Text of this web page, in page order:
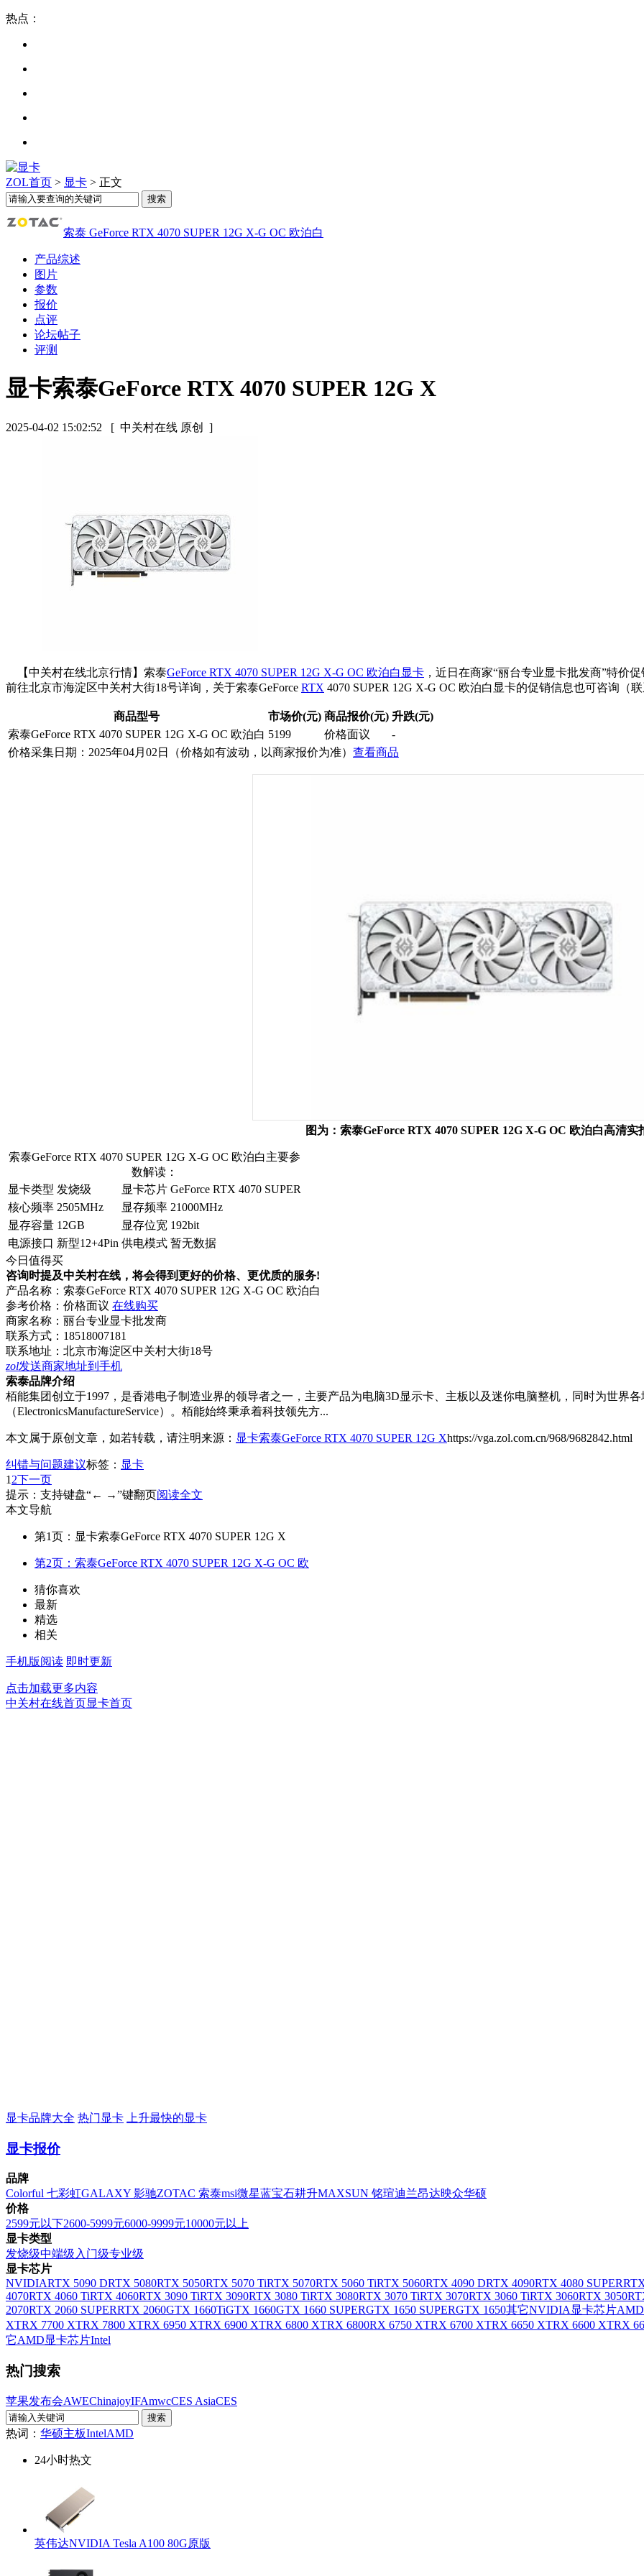
热点：
ZOL首页 > 显卡 > 正文
索泰 GeForce RTX 4070 SUPER 12G X-G OC 欧泊白
产品综述
图片
参数
报价
点评
论坛帖子
评测
显卡索泰GeForce RTX 4070 SUPER 12G X
2025-04-02 15:02:52 [ 中关村在线 原创 ]
【中关村在线北京行情】索泰GeForce RTX 4070 SUPER 12G X-G OC 欧泊白 显卡 ，近日在商家“丽台专业显卡批发商”特价
前往北京市海淀区中关村大街18号详询，关于索泰GeForce RTX 4070 SUPER 12G X-G OC 欧泊白显卡的促销信息也可咨询（
商品型号 市场价(元) 商品报价(元) 升跌(元)
索泰GeForce RTX 4070 SUPER 12G X-G OC 欧泊白 5199 价格面议
-
价格采集日期：2025年04月02日（价格如有波动，以商家报价为准） 查看商品
图为：索泰GeForce RTX 4070 SUPER 12G X-G OC 欧泊白高清实
索泰GeForce RTX 4070 SUPER 12G X-G OC 欧泊白主要参
数解读：
显卡类型 发烧级 显卡芯片 GeForce RTX 4070 SUPER
核心频率 2505MHz 显存频率 21000MHz
显存容量 12GB 显存位宽 192bit
电源接口 新型12+4Pin 供电模式 暂无数据
今日值得买
咨询时提及中关村在线，将会得到更好的价格、更优质的服务!
产品名称： 索泰GeForce RTX 4070 SUPER 12G X-G OC 欧泊白
参考价格： 价格面议 在线购买
商家名称： 丽台专业显卡批发商
联系方式： 18518007181
联系地址： 北京市海淀区中关村大街18号
zol发送商家地址到手机
索泰品牌介绍
栢能集团创立于1997，是香港电子制造业界的领导者之一，主要产品为电脑3D显示卡、主板以及迷你电脑整机，同时为世界
（ElectronicsManufactureService）。栢能始终秉承着科技领先方...
本文属于原创文章，如若转载，请注明来源： 显卡索泰GeForce RTX 4070 SUPER 12G Xhttps://vga.zol.com.cn/968/9682842.html
纠错与问题建议标签： 显卡
1 2下一页
提示：支持键盘“← →”键翻页阅读全文
本文导航
第1页：显卡索泰GeForce RTX 4070 SUPER 12G X
第2页：索泰GeForce RTX 4070 SUPER 12G X-G OC 欧
猜你喜欢
最新
精选
相关
手机版阅读 即时更新
点击加载更多内容
中关村在线首页显卡首页
显卡品牌大全 热门显卡 上升最快的显卡
显卡报价
品牌
Colorful 七彩虹GALAXY 影驰ZOTAC 索泰msi微星蓝宝石耕升MAXSUN 铭瑄迪兰昂达映众华硕
价格
2599元以下2600-5999元6000-9999元10000元以上
显卡类型
发烧级中端级 入门级专业级
显卡芯片
NVIDIARTX 5090 DRTX 5080RTX 5050RTX 5070 TiRTX 5070RTX 5060 TiRTX 5060RTX 4090 DRTX 4090RTX 4080 SUPER
4070RTX 4060 TiRTX 4060RTX 3090 TiRTX 3090RTX 3080 TiRTX 3080RTX 3070 TiRTX 3070RTX 3060 TiRTX 3060RTX 3050
2070RTX 2060 SUPERRTX 2060GTX 1660TiGTX 1660GTX 1660 SUPERGTX 1650 SUPERGTX 1650其它NVIDIA显卡芯片AMD
XTRX 7700 XTRX 7800 XTRX 6950 XTRX 6900 XTRX 6800 XTRX 6800RX 6750 XTRX 6700 XTRX 6650 XTRX 6600 XTRX
它AMD显卡芯片Intel
热门搜索
苹果发布会AWEChinajoyIFAmwcCES AsiaCES
热词： 华硕主板IntelAMD
24小时热文
英伟达NVIDIA Tesla A100 80G原版